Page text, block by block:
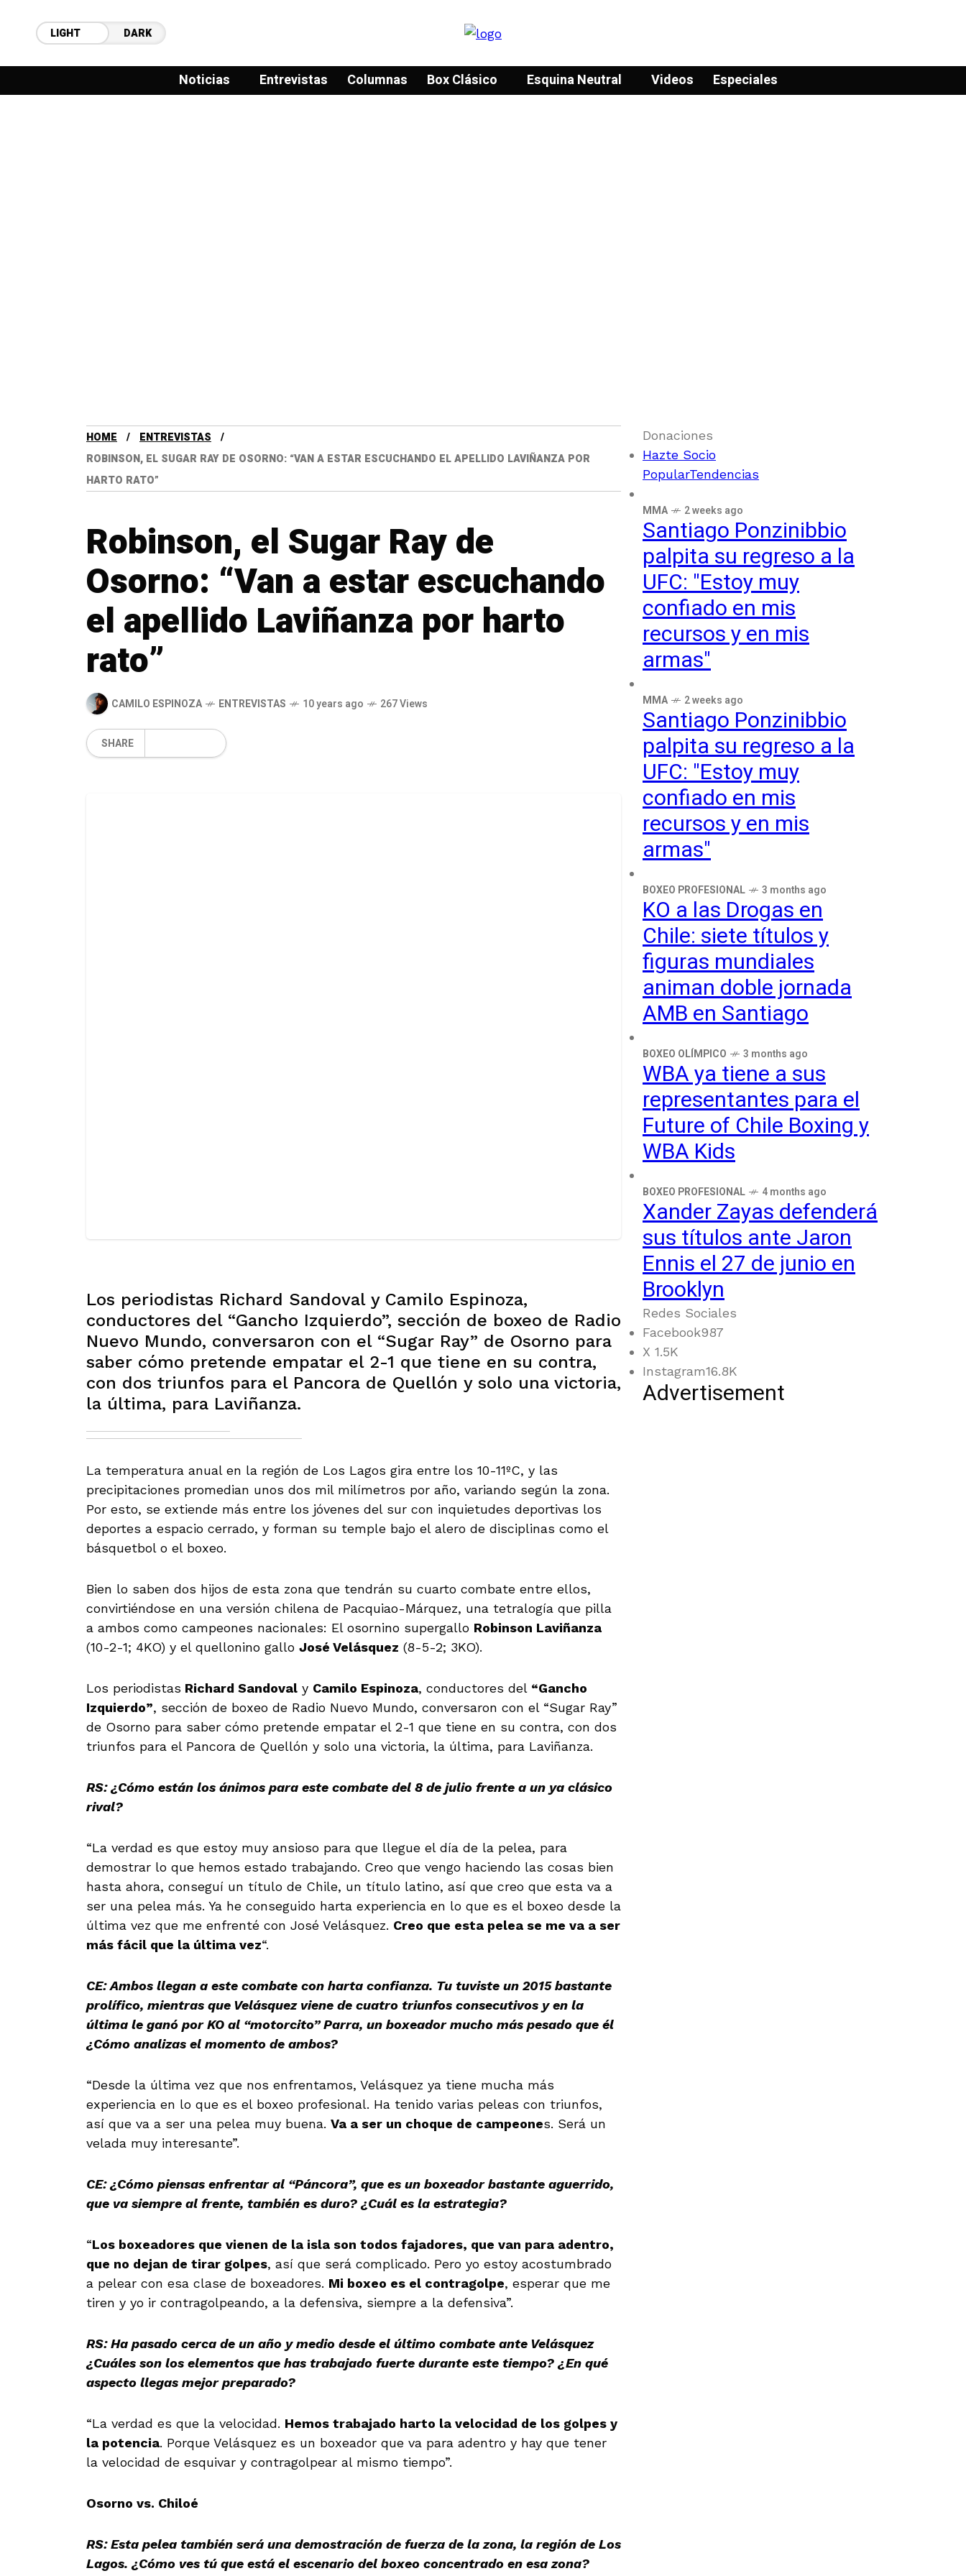
LIGHT DARK
Noticias Entrevistas Columnas Box Clásico Esquina Neutral Videos Especiales
HOME
ENTREVISTAS
ROBINSON, EL SUGAR RAY DE OSORNO: “VAN A ESTAR ESCUCHANDO EL APELLIDO LAVIÑANZA POR
HARTO RATO”
Robinson, el Sugar Ray de
Osorno: “Van a estar escuchando
el apellido Laviñanza por harto
rato”
CAMILO ESPINOZA ENTREVISTAS 10 years ago 267 Views
SHARE
Los periodistas Richard Sandoval y Camilo Espinoza,
conductores del “Gancho Izquierdo”, sección de boxeo de Radio
Nuevo Mundo, conversaron con el “Sugar Ray” de Osorno para
saber cómo pretende empatar el 2-1 que tiene en su contra,
con dos triunfos para el Pancora de Quellón y solo una victoria,
la última, para Laviñanza.
La temperatura anual en la región de Los Lagos gira entre los 10-11ºC, y las
precipitaciones promedian unos dos mil milímetros por año, variando según la zona.
Por esto, se extiende más entre los jóvenes del sur con inquietudes deportivas los
deportes a espacio cerrado, y forman su temple bajo el alero de disciplinas como el
básquetbol o el boxeo.
Bien lo saben dos hijos de esta zona que tendrán su cuarto combate entre ellos,
convirtiéndose en una versión chilena de Pacquiao-Márquez, una tetralogía que pilla
a ambos como campeones nacionales: El osornino supergallo Robinson Laviñanza
(10-2-1; 4KO) y el quellonino gallo José Velásquez (8-5-2; 3KO).
Los periodistas Richard Sandoval y Camilo Espinoza, conductores del “Gancho
Izquierdo”, sección de boxeo de Radio Nuevo Mundo, conversaron con el “Sugar Ray”
de Osorno para saber cómo pretende empatar el 2-1 que tiene en su contra, con dos
triunfos para el Pancora de Quellón y solo una victoria, la última, para Laviñanza.
RS: ¿Cómo están los ánimos para este combate del 8 de julio frente a un ya clásico
rival?
“La verdad es que estoy muy ansioso para que llegue el día de la pelea, para
demostrar lo que hemos estado trabajando. Creo que vengo haciendo las cosas bien
hasta ahora, conseguí un título de Chile, un título latino, así que creo que esta va a
ser una pelea más. Ya he conseguido harta experiencia en lo que es el boxeo desde la
última vez que me enfrenté con José Velásquez. Creo que esta pelea se me va a ser
más fácil que la última vez“.
CE: Ambos llegan a este combate con harta confianza. Tu tuviste un 2015 bastante
prolífico, mientras que Velásquez viene de cuatro triunfos consecutivos y en la
última le ganó por KO al “motorcito” Parra, un boxeador mucho más pesado que él
¿Cómo analizas el momento de ambos?
“Desde la última vez que nos enfrentamos, Velásquez ya tiene mucha más
experiencia en lo que es el boxeo profesional. Ha tenido varias peleas con triunfos,
así que va a ser una pelea muy buena. Va a ser un choque de campeones. Será un
velada muy interesante”.
CE: ¿Cómo piensas enfrentar al “Páncora”, que es un boxeador bastante aguerrido,
que va siempre al frente, también es duro? ¿Cuál es la estrategia?
“Los boxeadores que vienen de la isla son todos fajadores, que van para adentro,
que no dejan de tirar golpes, así que será complicado. Pero yo estoy acostumbrado
a pelear con esa clase de boxeadores. Mi boxeo es el contragolpe, esperar que me
tiren y yo ir contragolpeando, a la defensiva, siempre a la defensiva”.
RS: Ha pasado cerca de un año y medio desde el último combate ante Velásquez
¿Cuáles son los elementos que has trabajado fuerte durante este tiempo? ¿En qué
aspecto llegas mejor preparado?
“La verdad es que la velocidad. Hemos trabajado harto la velocidad de los golpes y
la potencia. Porque Velásquez es un boxeador que va para adentro y hay que tener
la velocidad de esquivar y contragolpear al mismo tiempo”.
Osorno vs. Chiloé
RS: Esta pelea también será una demostración de fuerza de la zona, la región de Los
Lagos. ¿Cómo ves tú que está el escenario del boxeo concentrado en esa zona?
Donaciones
Hazte Socio
PopularTendencias
MMA 2 weeks ago
Santiago Ponzinibbio
palpita su regreso a la
UFC: "Estoy muy
confiado en mis
recursos y en mis
armas"
MMA 2 weeks ago
Santiago Ponzinibbio
palpita su regreso a la
UFC: "Estoy muy
confiado en mis
recursos y en mis
armas"
BOXEO PROFESIONAL 3 months ago
KO a las Drogas en
Chile: siete títulos y
figuras mundiales
animan doble jornada
AMB en Santiago
BOXEO OLÍMPICO 3 months ago
WBA ya tiene a sus
representantes para el
Future of Chile Boxing y
WBA Kids
BOXEO PROFESIONAL 4 months ago
Xander Zayas defenderá
sus títulos ante Jaron
Ennis el 27 de junio en
Brooklyn
Redes Sociales
Facebook987
X 1.5K
Instagram16.8K
Advertisement